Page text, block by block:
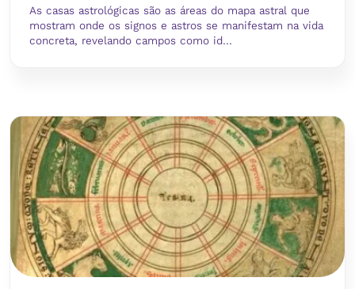
As casas astrológicas são as áreas do mapa astral que
mostram onde os signos e astros se manifestam na vida
concreta, revelando campos como id...